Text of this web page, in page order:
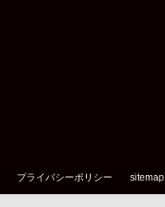
プライバシーポリシー sitemap